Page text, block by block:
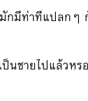
มักมีท่าทีแปลกๆ
ชายไปแล้วหร